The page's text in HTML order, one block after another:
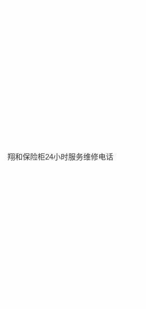
翔和保险柜24小时服务维修电话